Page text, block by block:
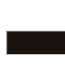
人）の氏
個人情報保
電子メール